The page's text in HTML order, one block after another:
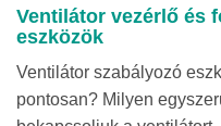
Ventilátor vezérlő és
eszközök
Ventilátor szabályozó
pontosan? Milyen